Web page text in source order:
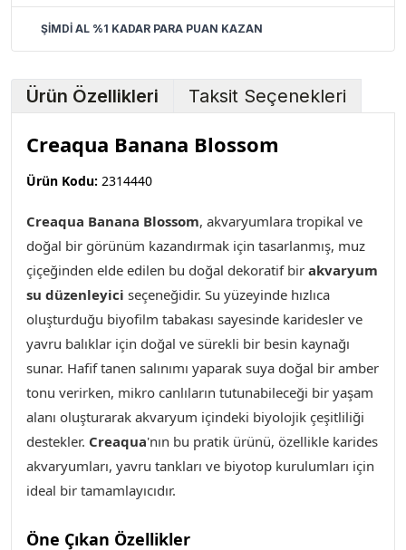
ŞİMDİ AL %1 KADAR PARA PUAN KAZAN
Ürün Özellikleri Taksit Seçenekleri
Creaqua Banana Blossom
Ürün Kodu: 2314440
Creaqua Banana Blossom, akvaryumlara tropikal ve
doğal bir görünüm kazandırmak için tasarlanmış, muz
çiçeğinden elde edilen bu doğal dekoratif bir akvaryum
su düzenleyici seçeneğidir. Su yüzeyinde hızlıca
oluşturduğu biyofilm tabakası sayesinde karidesler ve
yavru balıklar için doğal ve sürekli bir besin kaynağı
sunar. Hafif tanen salınımı yaparak suya doğal bir amber
tonu verirken, mikro canlıların tutunabileceği bir yaşam
alanı oluşturarak akvaryum içindeki biyolojik çeşitliliği
destekler. Creaqua'nın bu pratik ürünü, özellikle karides
akvaryumları, yavru tankları ve biyotop kurulumları için
ideal bir tamamlayıcıdır.
Öne Çıkan Özellikler